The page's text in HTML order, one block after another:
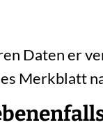
Daten er
Merkblatt